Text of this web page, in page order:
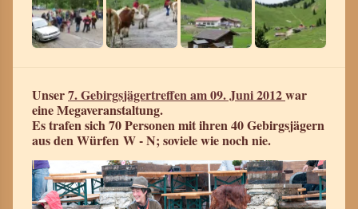
Unser7. Gebirgsjägertreffen am 09. Juni 2012war
eine Megaveranstaltung.
Es trafen sich 70 Personen mit ihren 40 Gebirgsjägern
aus den Würfen W - N; soviele wie noch nie.